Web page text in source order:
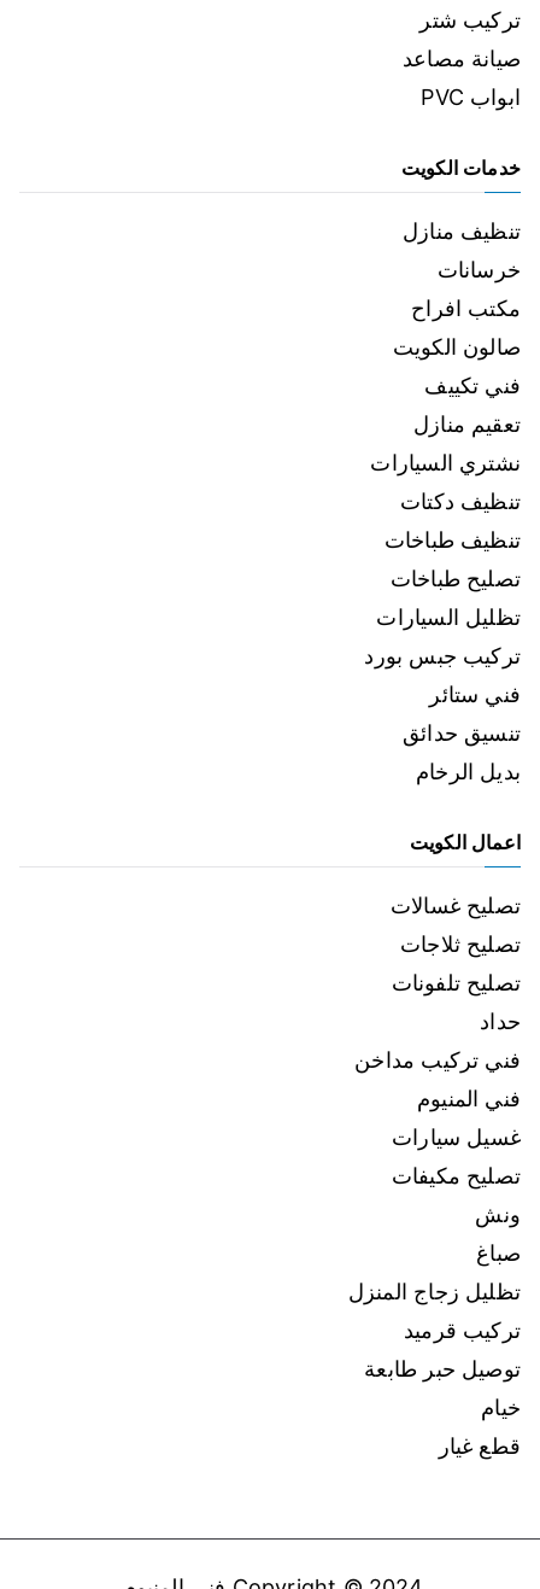
تركيب شتر
صيانة مصاعد
ابواب PVC
خدمات الكويت
تنظيف منازل
خرسانات
مكتب افراح
صالون الكويت
فني تكييف
تعقيم منازل
نشتري السيارات
تنظيف دكتات
تنظيف طباخات
تصليح طباخات
تظليل السيارات
تركيب جبس بورد
فني ستائر
تنسيق حدائق
بديل الرخام
اعمال الكويت
تصليح غسالات
تصليح ثلاجات
تصليح تلفونات
حداد
فني تركيب مداخن
فني المنيوم
غسيل سيارات
تصليح مكيفات
ونش
صباغ
تظليل زجاج المنزل
تركيب قرميد
توصيل حبر طابعة
خيام
قطع غيار